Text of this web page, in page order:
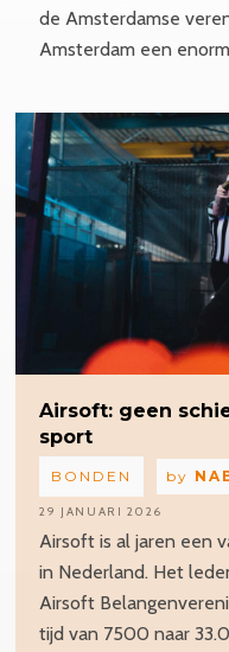
de Amsterdamse
Amsterdam een
Airsoft: geen
sport
Airsoft is al jaren een
in Nederland. Het
Airsoft
tijd van 7500 naar
BONDEN by
29 JANUARI 2026